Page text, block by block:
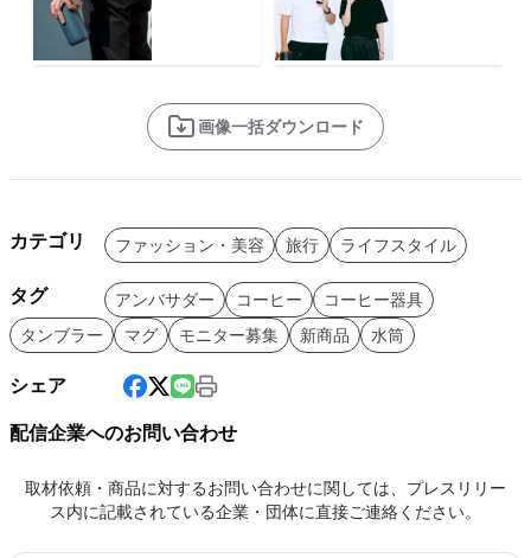
画像一括ダウンロード
カテゴリ ファッション・美容 旅行 ライフスタイル
タグ アンバサダー コーヒー
コーヒー器具
タンブラー
マグ モニター募集 新商品 水筒
シェア
配信企業へのお問い合わせ
取材依頼・商品に対するお問い合わせに関しては、プレスリリー
ス内に記載されている企業・団体に直接ご連絡ください。